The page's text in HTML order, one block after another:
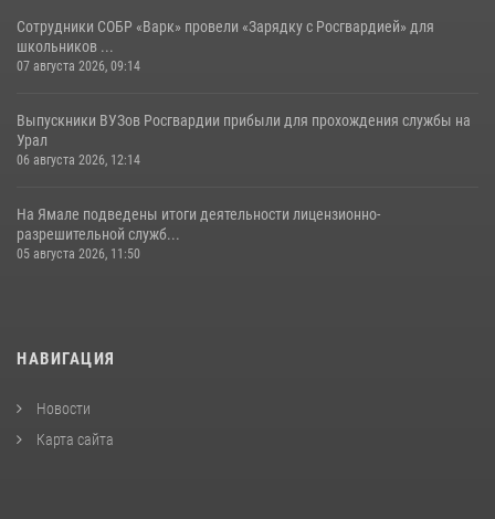
Сотрудники СОБР «Варк» провели «Зарядку с Росгвардией» для
школьников ...
07 августа 2026, 09:14
Выпускники ВУЗов Росгвардии прибыли для прохождения службы на
Урал
06 августа 2026, 12:14
На Ямале подведены итоги деятельности лицензионно-
разрешительной служб...
05 августа 2026, 11:50
НАВИГАЦИЯ
Новости
Карта сайта